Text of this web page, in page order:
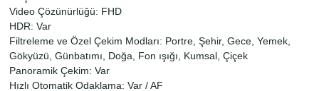
Video Çözünürlüğü: FHD
HDR: Var
Filtreleme ve Özel Çekim Modları: Portre, Şehir, Gece, Yemek,
Gökyüzü, Günbatımı, Doğa, Fon ışığı, Kumsal, Çiçek
Panoramik Çekim: Var
Hızlı Otomatik Odaklama: Var / AF